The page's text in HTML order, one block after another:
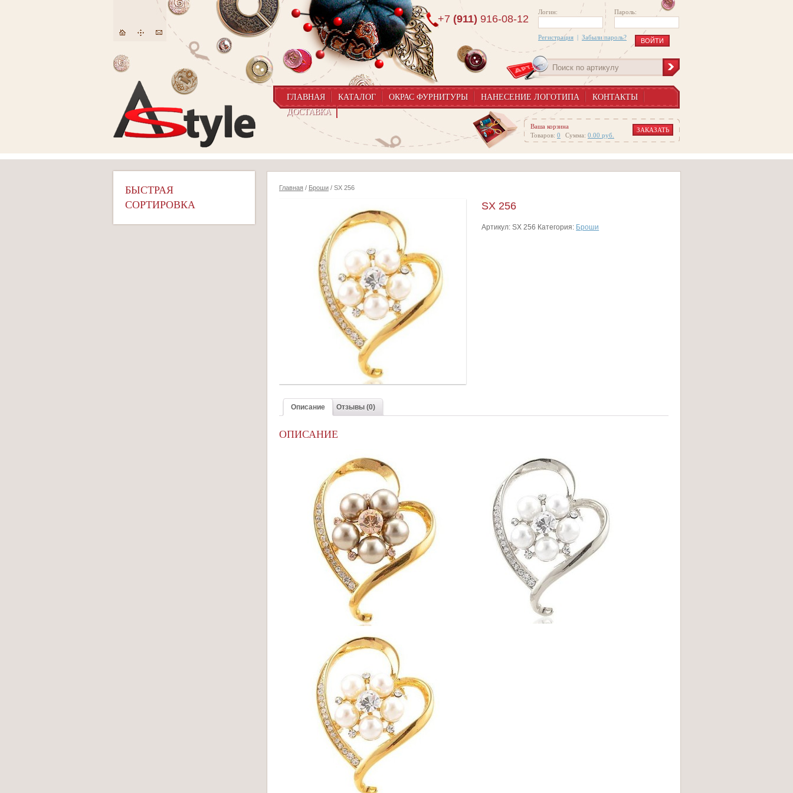
Логин: Пароль:
Регистрация | Забыли пароль?
+7 (911) 916-08-12
ГЛАВНАЯ КАТАЛОГ ОКРАС ФУРНИТУРЫ НАНЕСЕНИЕ ЛОГОТИПА
КОНТАКТЫ
ДОСТАВКА
Ваша корзина
Товаров: 0 Сумма: 0.00 руб.
ЗАКАЗАТЬ
БЫСТРАЯ
СОРТИРОВКА
Главная / Броши / SX 256
SX 256
Артикул:SX 256 Категория: Броши
Описание Отзывы (0)
ОПИСАНИЕ